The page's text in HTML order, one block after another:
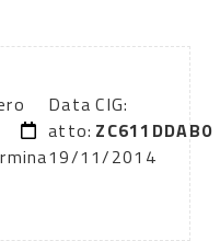
Data
atto:
19/11/2014
CIG:
ZC611DDAB0